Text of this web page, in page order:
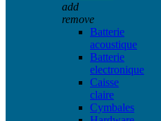
add
remove
Batterie
acoustique
Batterie
electronique
Caisse
claire
Cymbales